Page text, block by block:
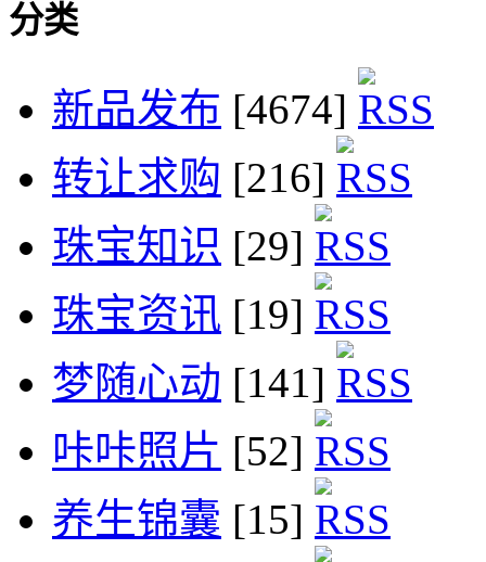
分类
新品发布 [4674]
转让求购 [216]
珠宝知识 [29]
珠宝资讯 [19]
梦随心动 [141]
咔咔照片 [52]
养生锦囊 [15]